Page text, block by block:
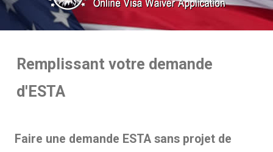
Remplissant votre demande
d'ESTA
Faire une demande ESTA sans projet de